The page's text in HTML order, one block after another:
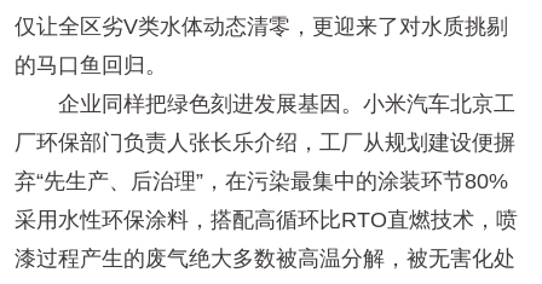
仅让全区劣V类水体动态清零，更迎来了对水质挑剔
的马口鱼回归。
企业同样把绿色刻进发展基因。小米汽车北京工
厂环保部门负责人张长乐介绍，工厂从规划建设便摒
弃“先生产、后治理”，在污染最集中的涂装环节80%
采用水性环保涂料，搭配高循环比RTO直燃技术，喷
漆过程产生的废气绝大多数被高温分解，被无害化处